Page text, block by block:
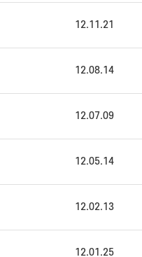
12.11.21
12.08.14
12.07.09
12.05.14
12.02.13
12.01.25